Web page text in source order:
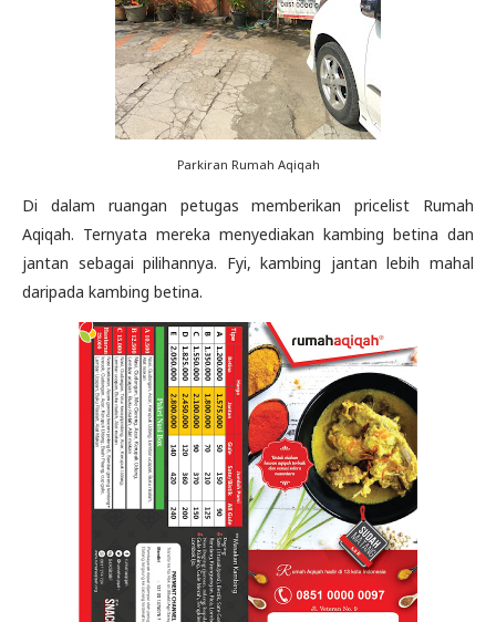
Parkiran Rumah Aqiqah
Di dalam ruangan petugas memberikan pricelist Rumah
Aqiqah. Ternyata mereka menyediakan kambing betina dan
jantan sebagai pilihannya. Fyi, kambing jantan lebih mahal
daripada kambing betina.